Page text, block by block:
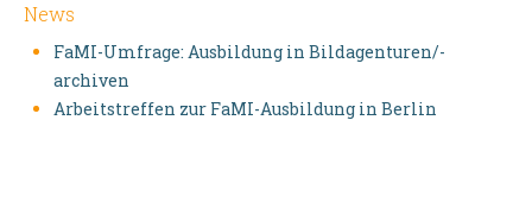
News
FaMI-Umfrage: Ausbildung in Bildagenturen/-
archiven
Arbeitstreffen zur FaMI-Ausbildung in Berlin